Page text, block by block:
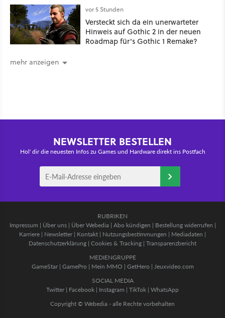
vor 5 Stunden
Versteckt sich da ein unerwarteter
Hinweis auf Gothic 2 in der neuen
Roadmap für's Gothic 1 Remake?
mehr anzeigen
NEWSLETTER BESTELLEN
Hol' dir die neuesten Infos zu Games und Hardware direkt ins Postfach
RUBRIKEN
Impressum | Über uns| Über Webedia | Abo kündigen | Bestellung widerrufen |
Karriere | Newsletter | Kontakt | Nutzungsbestimmungen | Mediadaten |
Datenschutzerklärung | Cookies & Tracking | Transparenzbericht
MEDIENGRUPPE
GameStar| GamePro | Mein MMO | GetHero | Jeuxvideo.com
SOCIAL MEDIA
Twitter | Facebook | Instagram | TikTok | WhatsApp
Copyright © Webedia - alle Rechte vorbehalten